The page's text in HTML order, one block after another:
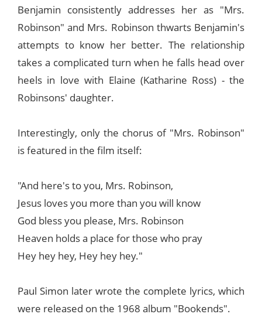
Benjamin consistently addresses her as "Mrs.
Robinson" and Mrs. Robinson thwarts Benjamin's
attempts to know her better. The relationship
takes a complicated turn when he falls head over
heels in love with Elaine (Katharine Ross) - the
Robinsons' daughter.
Interestingly, only the chorus of "Mrs. Robinson"
is featured in the film itself:
"And here's to you, Mrs. Robinson,
Jesus loves you more than you will know
God bless you please, Mrs. Robinson
Heaven holds a place for those who pray
Hey hey hey, Hey hey hey."
Paul Simon later wrote the complete lyrics, which
were released on the 1968 album "Bookends".